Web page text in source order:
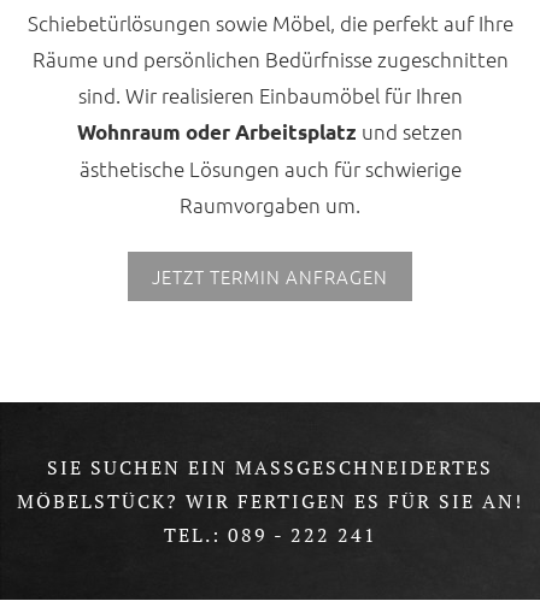
Schiebetürlösungen sowie Möbel, die perfekt auf Ihre
Räume und persönlichen Bedürfnisse zugeschnitten
sind. Wir realisieren Einbaumöbel für Ihren
Wohnraum oder Arbeitsplatz und setzen
ästhetische Lösungen auch für schwierige
Raumvorgaben um.
JETZT TERMIN ANFRAGEN
SIE SUCHEN EIN MASSGESCHNEIDERTES M
ÖBELSTÜCK? WIR FERTIGEN ES FÜR SIE AN!
TEL.: 089 - 222 241